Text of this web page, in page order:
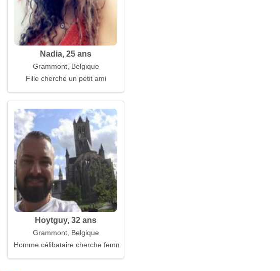
grand cœur
Nadia, 25 ans
Grammont, Belgique
Fille cherche un petit ami
Hoytguy, 32 ans
Grammont, Belgique
Homme célibataire cherche femme